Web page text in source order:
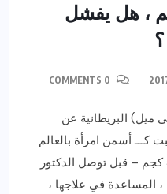
، هل يفشل
ميل) البريطانية عن
كـــ أسمن امرأة بالعالم
– حيث وصل وزنها الى 500 كجم – قبل توصل الدكتور
، المساعدة في علاجها ،